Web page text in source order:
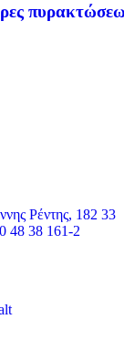
Ρέντης, 182 33
48 38 161-2